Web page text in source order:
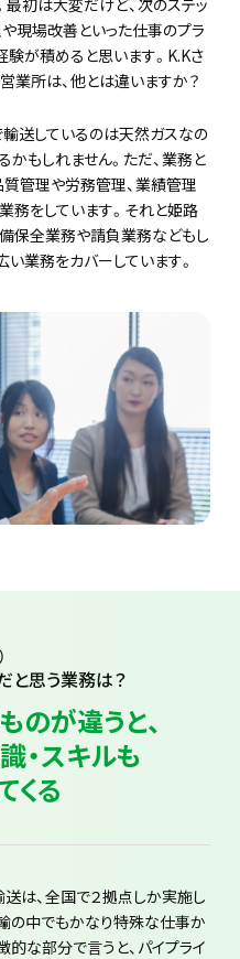
現場改善といった仕事のプラ
験が積めると思います。K.Kさ
業所は、他とは違いますか？
送しているのは天然ガスなの
かもしれません。ただ、業務と
質管理や労務管理、業績管理
務をしています。それと姫路
保全業務や請負業務などもし
業務をカバーしています。
と思う業務は？
のが違うと、
・スキルも
くる
送は、全国で２拠点しか実施し
の中でもかなり特殊な仕事か
的な部分で言うと、パイプライ